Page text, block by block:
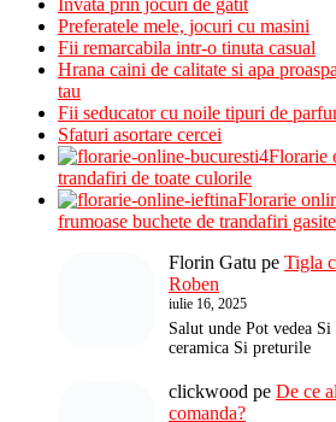
Preferatele mele, jocuri cu masini
Fii remarcabila intr-o tinuta casual
Hrana caini de calitate si apa
tau
Fii seducator cu noile tipuri de
Sfaturi asortare cercei
Florarie
trandafiri de toate culorile
Florarie
frumoase buchete de trandafiri
Florin Gatu pe Tigla
Roben
iulie 16, 2025
Salut unde Pot vedea
ceramica Si preturile
clickwood pe De ce
comanda?